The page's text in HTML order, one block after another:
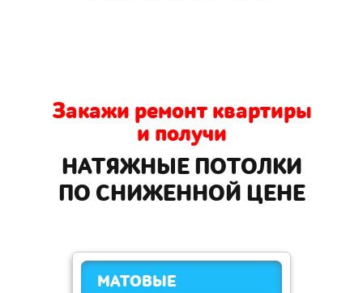
Закажи ремонт квартиры
и получи
НАТЯЖНЫЕ ПОТОЛКИ
ПО СНИЖЕННОЙ ЦЕНЕ
МАТОВЫЕ